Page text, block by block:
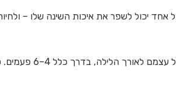
אחד יכול לשפר את איכות השינה שלו –
הם הבסיס לשינה איכותית, והם